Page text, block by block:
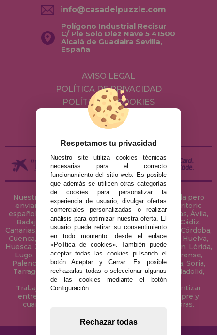
info@casadelpuzzle.com
Polígono Industrial Recisur
C/ Pie Solo Diez Nave 5 41500
Alcalá de Guadaira Sevilla,
España
AVISO LEGAL
POLÍTICA DE PRIVACIDAD
POLÍTICA DE COOKIES
ENVÍOS Y DEVOLUCIONES
DEVOLUCIONES / DESISTIMIENTO
Nuestra tienda de puzzles está ubicada en Sevilla pero
enviamos tus puzzles a cualquier ciudad del territorio
español: Álava, Albacete, Alicante, Almería, Asturias, Ávila,
Badajoz, Baleares, Barcelona, Burgos, Cáceres, Cádiz,
Canarias, Cantabria, Castellón, Ceuta, Ciudad Real, Córdoba,
Cuenca, Gerona, Granada, Guadalajara, Guipúzcoa, Huelva,
Huesca, Jaén, La Coruña, La Rioja, Las Palmas, Leon, Lérida,
Lugo, Madrid, Málaga, Melilla, Murcia, Navarra, Orense,
Palencia, Pontevedra, Salamanca, Segovia, Sevilla, Soria,
Tarragona, Tenerife, Teruel, Toledo, Valencia, Valladolid,
Vizcaya, Zamora y Zaragoza.
Trabajamos con Stocks permanentes para garantizar
entregas rápidas en territorio peninsular, siempre y
cuando el pedido se realice antes de las 18 horas.
Respetamos tu privacidad
Nuestro site utiliza cookies técnicas
necesarias para el correcto
funcionamiento del sitio web. Es posible
que además se utilicen otras categorías
de cookies para personalizar la
experiencia de usuario, divulgar ofertas
comerciales personalizadas o realizar
análisis para optimizar nuestra oferta. El
usuario puede retirar su consentimiento
en todo momento, desde el enlace
«Política de cookies». También puede
aceptar todas las cookies pulsando el
botón Aceptar y Cerrar. Es posible
rechazarlas todas o seleccionar algunas
de las cookies mediante el botón
Configuración.
Rechazar todas